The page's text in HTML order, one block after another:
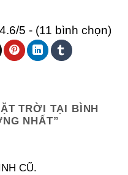
4.6/5 - (11 bình chọn)
TRỜI TẠI BÌNH
NHẤT”
CŨ.